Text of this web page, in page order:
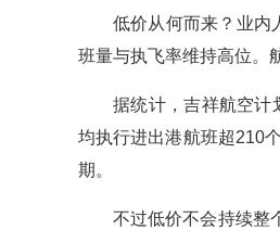
低价从何而来？业内
班量与执飞率维持高位。
据统计，吉祥航空计
均执行进出港航班超210
期。
不过低价不会持续整